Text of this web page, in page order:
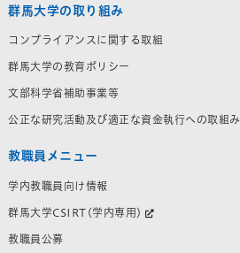
群馬大学の取り組み
コンプライアンスに関する取組
群馬大学の教育ポリシー
文部科学省補助事業等
公正な研究活動及び適正な資金執行への取組み
教職員メニュー
学内教職員向け情報
群馬大学CSIRT(学内専用)
教職員公募